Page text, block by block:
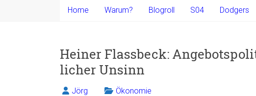
Home Warum? Blogroll S04 Dodgers
Heiner Flassbeck:
licher Unsinn
Jörg Ökonomie